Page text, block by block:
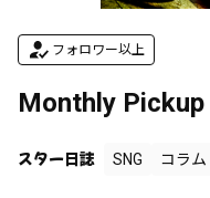
フォロワー以上
Monthly Pickup
スター日誌 SNG コラム